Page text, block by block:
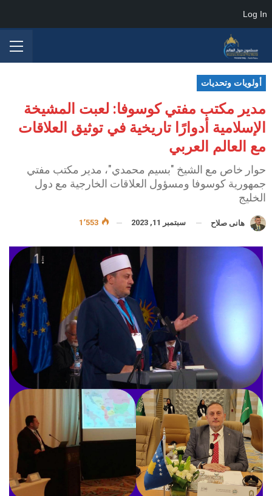
أولويات وتحديات
مدير مكتب مفتي كوسوفا: لعبت المشيخة
الإسلامية أدوارًا تاريخية في توثيق العلاقات
مع العالم العربي
حوار خاص مع الشيخ "بسيم محمدي"، مدير مكتب مفتي
جمهورية كوسوفا ومسؤول العلاقات الخارجية مع دول
الخليج
هانى صلاح سبتمبر 11, 2023
Log In